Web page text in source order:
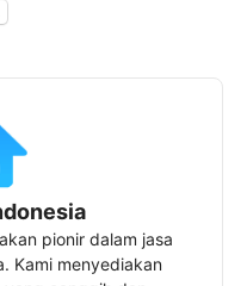
pionir dalam jasa
Kami menyediakan